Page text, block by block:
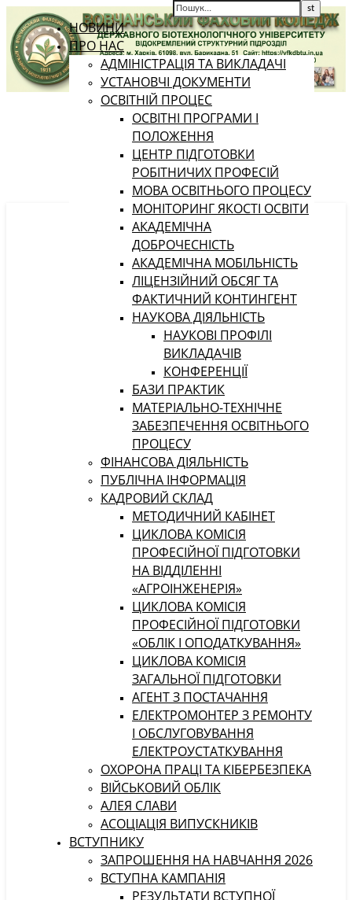
НОВИНИ
ПРО НАС
АДМІНІСТРАЦІЯ ТА ВИКЛАДАЧІ
УСТАНОВЧІ ДОКУМЕНТИ
ОСВІТНІЙ ПРОЦЕС
ОСВІТНІ ПРОГРАМИ І
ПОЛОЖЕННЯ
ЦЕНТР ПІДГОТОВКИ
РОБІТНИЧИХ ПРОФЕСІЙ
МОВА ОСВІТНЬОГО ПРОЦЕСУ
МОНІТОРИНГ ЯКОСТІ ОСВІТИ
АКАДЕМІЧНА
ДОБРОЧЕСНІСТЬ
АКАДЕМІЧНА МОБІЛЬНІСТЬ
ЛІЦЕНЗІЙНИЙ ОБСЯГ ТА
ФАКТИЧНИЙ КОНТИНГЕНТ
НАУКОВА ДІЯЛЬНІСТЬ
НАУКОВІ ПРОФІЛІ
ВИКЛАДАЧІВ
КОНФЕРЕНЦІЇ
БАЗИ ПРАКТИК
МАТЕРІАЛЬНО-ТЕХНІЧНЕ
ЗАБЕЗПЕЧЕННЯ ОСВІТНЬОГО
ПРОЦЕСУ
ФІНАНСОВА ДІЯЛЬНІСТЬ
ПУБЛІЧНА ІНФОРМАЦІЯ
КАДРОВИЙ СКЛАД
МЕТОДИЧНИЙ КАБІНЕТ
ЦИКЛОВА КОМІСІЯ
ПРОФЕСІЙНОЇ ПІДГОТОВКИ
НА ВІДДІЛЕННІ
«АГРОІНЖЕНЕРІЯ»
ЦИКЛОВА КОМІСІЯ
ПРОФЕСІЙНОЇ ПІДГОТОВКИ
«ОБЛІК І ОПОДАТКУВАННЯ»
ЦИКЛОВА КОМІСІЯ
ЗАГАЛЬНОЇ ПІДГОТОВКИ
АГЕНТ З ПОСТАЧАННЯ
ЕЛЕКТРОМОНТЕР З РЕМОНТУ
І ОБСЛУГОВУВАННЯ
ЕЛЕКТРОУСТАТКУВАННЯ
ОХОРОНА ПРАЦІ ТА КІБЕРБЕЗПЕКА
ВІЙСЬКОВИЙ ОБЛІК
АЛЕЯ СЛАВИ
АСОЦІАЦІЯ ВИПУСКНИКІВ
ВСТУПНИКУ
ЗАПРОШЕННЯ НА НАВЧАННЯ 2026
ВСТУПНА КАМПАНІЯ
РЕЗУЛЬТАТИ ВСТУПНОЇ